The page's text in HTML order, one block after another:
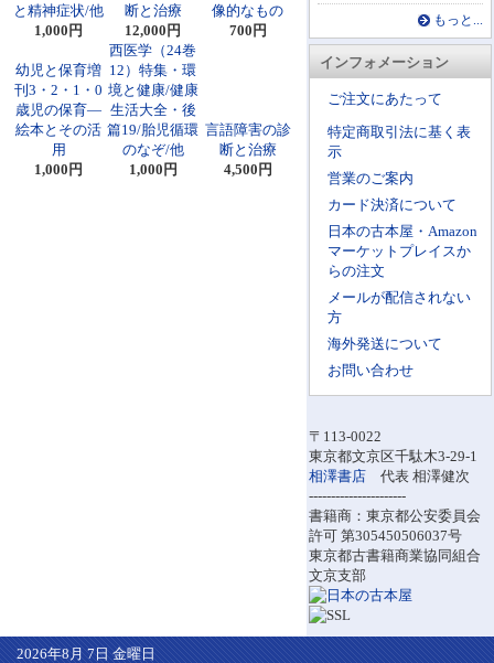
もっと...
インフォメーション
ご注文にあたって
特定商取引法に基く表
示
営業のご案内
カード決済について
日本の古本屋・Amazon
マーケットプレイスか
らの注文
メールが配信されない
方
海外発送について
お問い合わせ
〒113-0022
東京都文京区千駄木3-29-1
相澤書店 代表 相澤健次
----------------------
書籍商：東京都公安委員会
許可 第305450506037号
東京都古書籍商業協同組合
文京支部
と精神症状/他
1,000円
断と治療
12,000円
像的なもの
700円
幼児と保育増
刊3・2・1・0
歳児の保育―
絵本とその活
用
1,000円
西医学（24巻
12）特集・環
境と健康/健康
生活大全・後
篇19/胎児循環
のなぞ/他
1,000円
言語障害の診
断と治療
4,500円
2026年8月 7日 金曜日